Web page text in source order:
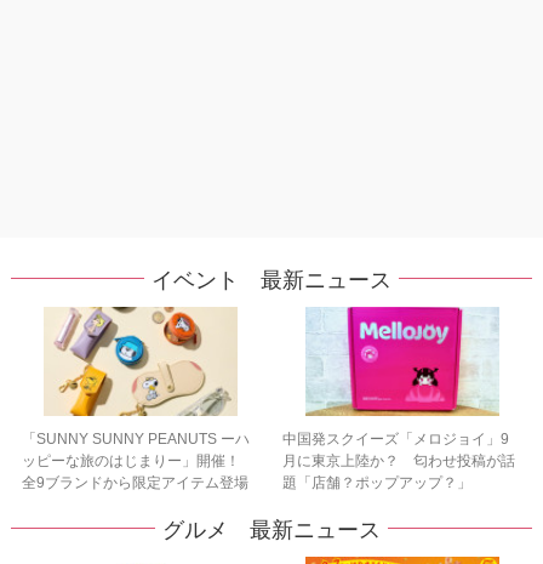
イベント 最新ニュース
「SUNNY SUNNY PEANUTS ーハ
ッピーな旅のはじまりー」開催！
全9ブランドから限定アイテム登場
中国発スクイーズ「メロジョイ」9
月に東京上陸か？ 匂わせ投稿が話
題「店舗？ポップアップ？」
グルメ 最新ニュース